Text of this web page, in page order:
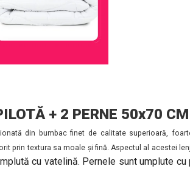
+ 2 PERNE 50x70 CM
din bumbac finet de calitate superioară,
prin textura sa moale și fină. Aspectul al acestei
cu vatelină. Pernele sunt umplute